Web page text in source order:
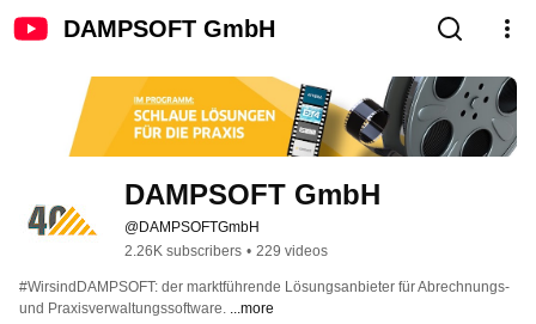
DAMPSOFT GmbH
DAMPSOFT GmbH
@DAMPSOFTGmbH
2.26K subscribers • 229 videos
#WirsindDAMPSOFT: der marktführende Lösungsanbieter für Abrechnungs-
und Praxisverwaltungssoftware. ...more